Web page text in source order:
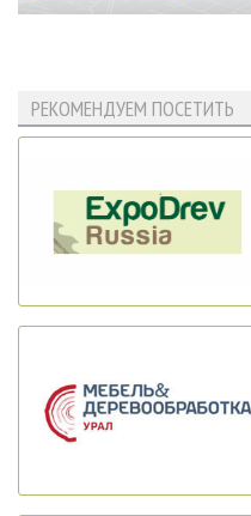
РЕКОМЕНДУЕМ ПОСЕТИТЬ